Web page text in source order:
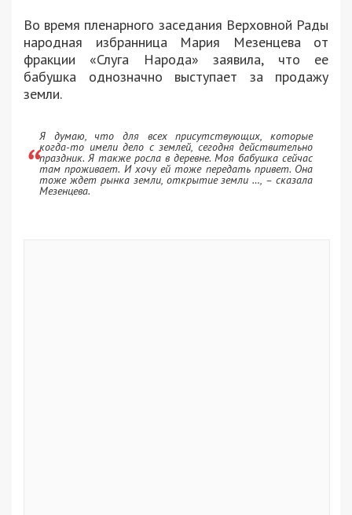
Во время пленарного заседания Верховной Рады
народная избранница Мария Мезенцева от
фракции «Слуга Народа» заявила, что ее
бабушка однозначно выступает за продажу
земли.
Я думаю, что для всех присутствующих, которые
когда-то имели дело с землей, сегодня действительно
праздник. Я также росла в деревне. Моя бабушка сейчас
там проживает. И хочу ей тоже передать привет. Она
тоже ждет рынка земли, открытие земли …, – сказала
Мезенцева.